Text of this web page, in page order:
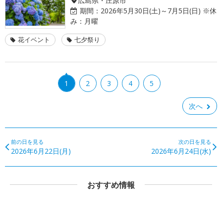
期間： 2026年5月30日(土)～7月5日(日) ※休
み：月曜
花イベント 七夕祭り
1 2 3 4 5
次へ
前の日を見る
2026年6月22日(月)
次の日を見る
2026年6月24日(水)
おすすめ情報